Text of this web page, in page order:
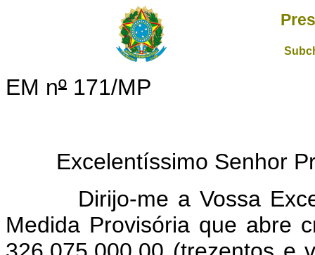
EM nº 171/MP
Excelentíssimo Senhor
Dirijo-me a Vossa
Medida Provisória que abre